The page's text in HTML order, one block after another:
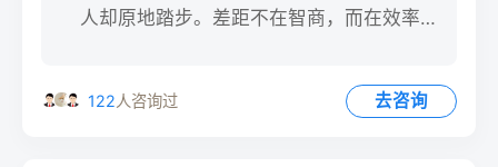
人却原地踏步。差距不在智商，而在效率。
122人咨询过 去咨询